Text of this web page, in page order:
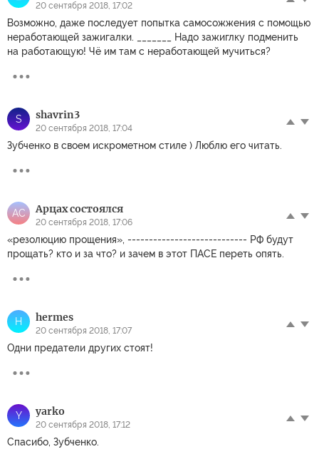
20 сентября 2018, 17:02
Возможно, даже последует попытка самосожжения с помощью
неработающей зажигалки. _______ Надо зажиглку подменить
на работающую! Чё им там с неработающей мучиться?
S shavrin3
20 сентября 2018, 17:04
Зубченко в своем искрометном стиле ) Люблю его читать.
АС Арцах состоялся
20 сентября 2018, 17:06
«резолюцию прощения», ---------------------------- РФ будут
прощать? кто и за что? и зачем в этот ПАСЕ переть опять.
H hermes
20 сентября 2018, 17:07
Одни предатели других стоят!
Y yarko
20 сентября 2018, 17:12
Спасибо, Зубченко.